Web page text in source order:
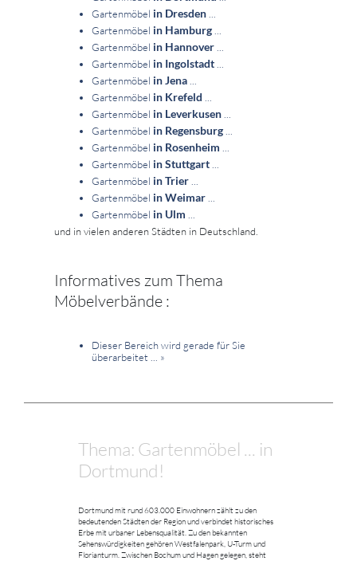
Gartenmöbel in Dresden
Gartenmöbel in Hamburg
Gartenmöbel in Hannover
Gartenmöbel in Ingolstadt
Gartenmöbel in Jena
Gartenmöbel in Krefeld
Gartenmöbel in Leverkusen
Gartenmöbel in Regensburg
Gartenmöbel in Rosenheim
Gartenmöbel in Stuttgart
Gartenmöbel in Trier
Gartenmöbel in Weimar
Gartenmöbel in Ulm
und in vielen anderen Städten in Deutschland.
Informatives zum Thema
Möbelverbände :
Dieser Bereich wird gerade für Sie
überarbeitet ...
»
Thema: Gartenmöbel ... in
Dortmund!
Dortmund mit rund 603.000 Einwohnern zählt zu den
bedeutenden Städten der Region und verbindet historisches
Erbe mit urbaner Lebensqualität. Zu den bekannten
Sehenswürdigkeiten gehören Westfalenpark, U-Turm und
Florianturm. Zwischen Bochum und Hagen gelegen, steht